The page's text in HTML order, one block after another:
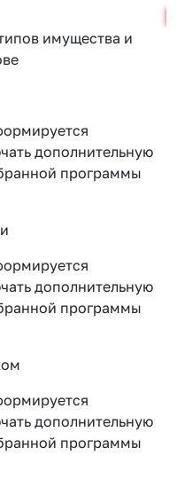
имущества и
дополнительную
программы
дополнительную
программы
дополнительную
программы